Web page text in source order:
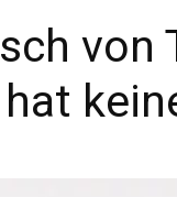
von